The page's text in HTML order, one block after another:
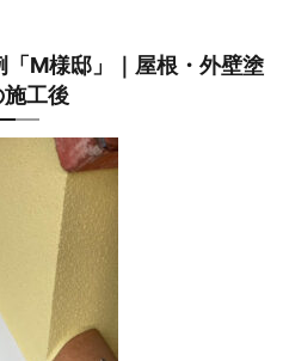
M様邸」｜屋根・外壁塗
工後